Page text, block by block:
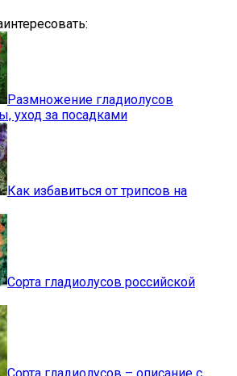
Размножение гладиолусов
уход за посадками
Как избавиться от трипсов на
Сорта гладиолусов российской